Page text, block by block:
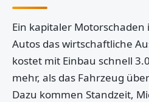
Ein kapitaler Motorschaden
Autos das wirtschaftliche
kostet mit Einbau schnell
mehr, als das Fahrzeug
Dazu kommen Standzeit,